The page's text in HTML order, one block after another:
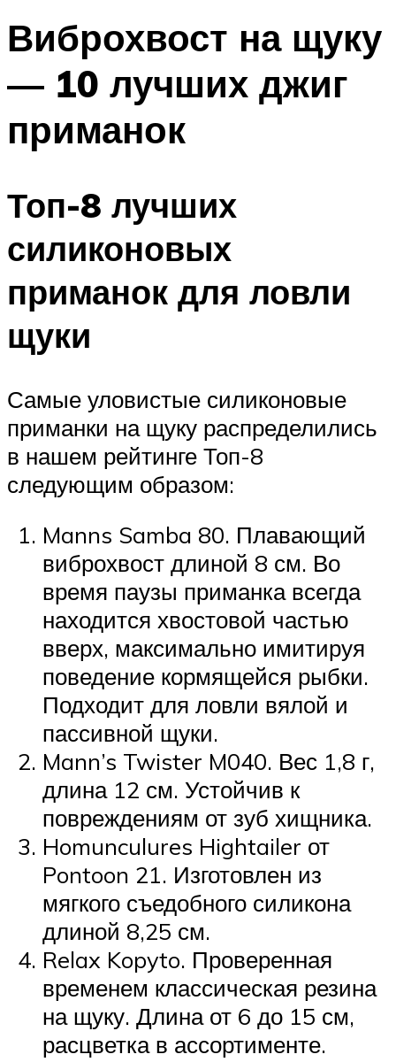
Виброхвост на щуку
— 10 лучших джиг
приманок
Топ-8 лучших
силиконовых
приманок для ловли
щуки
Самые уловистые силиконовые
приманки на щуку распределились
в нашем рейтинге Топ-8
следующим образом:
Manns Samba 80. Плавающий
виброхвост длиной 8 см. Во
время паузы приманка всегда
находится хвостовой частью
вверх, максимально имитируя
поведение кормящейся рыбки.
Подходит для ловли вялой и
пассивной щуки.
Mann’s Twister M040. Вес 1,8 г,
длина 12 см. Устойчив к
повреждениям от зуб хищника.
Homunculures Hightailer от
Pontoon 21. Изготовлен из
мягкого съедобного силикона
длиной 8,25 см.
Relax Kopyto. Проверенная
временем классическая резина
на щуку. Длина от 6 до 15 см,
расцветка в ассортименте.